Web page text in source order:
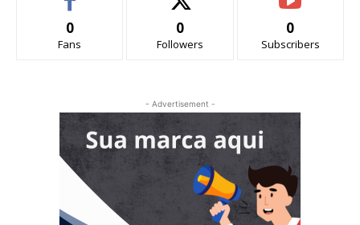
0
Fans
0
Followers
0
Subscribers
- Advertisement -